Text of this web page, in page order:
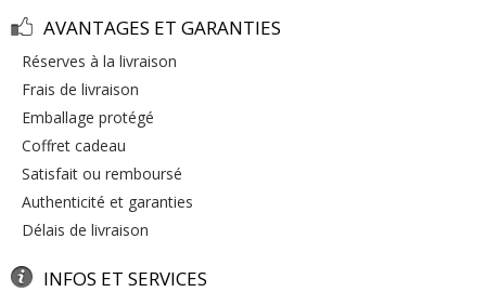
AVANTAGES ET GARANTIES
réserves à la livraison
frais de livraison
emballage protégé
coffret cadeau
satisfait ou remboursé
authenticité et garanties
délais de livraison
INFOS ET SERVICES